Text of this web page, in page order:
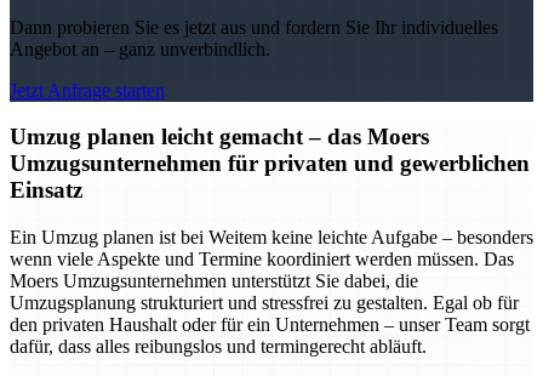
Dann probieren Sie es jetzt aus und fordern Sie Ihr individuelles
Angebot an – ganz unverbindlich.
Jetzt Anfrage starten
Umzug planen leicht gemacht – das Moers
Umzugsunternehmen für privaten und gewerblichen
Einsatz
Ein Umzug planen ist bei Weitem keine leichte Aufgabe – besonders
wenn viele Aspekte und Termine koordiniert werden müssen. Das
Moers Umzugsunternehmen unterstützt Sie dabei, die
Umzugsplanung strukturiert und stressfrei zu gestalten. Egal ob für
den privaten Haushalt oder für ein Unternehmen – unser Team sorgt
dafür, dass alles reibungslos und termingerecht abläuft.